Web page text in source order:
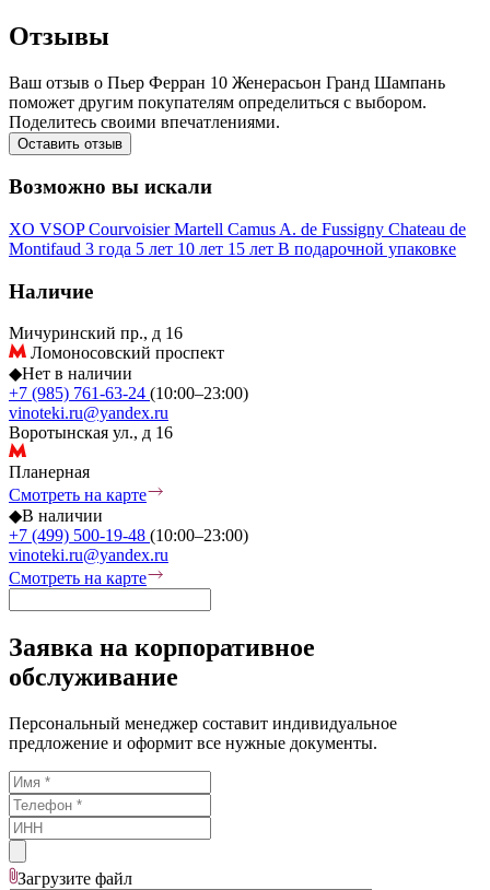
Отзывы
Ваш отзыв о Пьер Ферран 10 Женерасьон Гранд Шампань
поможет другим покупателям определиться с выбором.
Поделитесь своими впечатлениями.
Оставить отзыв
Возможно вы искали
XO VSOPCourvoisierMartell Camus A. de Fussigny Chateau de
Montifaud 3 года 5 лет 10 лет 15 лет В подарочной упаковке
Наличие
Мичуринский пр., д 16
Ломоносовский проспект
◆Нет в наличии
+7 (985) 761-63-24 (10:00–23:00)
vinoteki.ru@yandex.ru
Воротынская ул., д 16
Планерная
Смотреть на карте
◆В наличии
+7 (499) 500-19-48 (10:00–23:00)
vinoteki.ru@yandex.ru
Смотреть на карте
Заявка на корпоративное
обслуживание
Персональный менеджер составит индивидуальное
предложение и оформит все нужные документы.
Загрузите файл